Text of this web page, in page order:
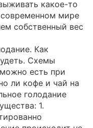
какое-то
мире
собственный вес
Как
Схемы
есть при
ли кофе и чай на
голодание
1.